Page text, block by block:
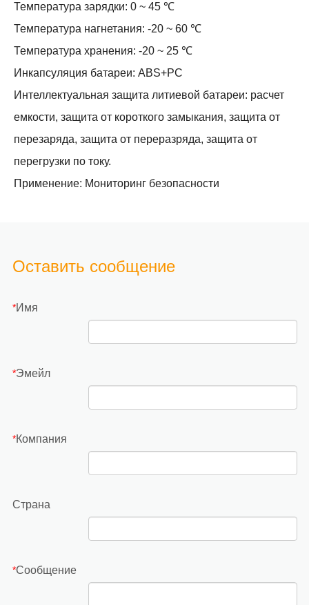
Температура зарядки: 0 ~ 45 ℃
Температура нагнетания: -20 ~ 60 ℃
Температура хранения: -20 ~ 25 ℃
Инкапсуляция батареи: ABS+PC
Интеллектуальная защита литиевой батареи: расчет
емкости, защита от короткого замыкания, защита от
перезаряда, защита от переразряда, защита от
перегрузки по току.
Применение: Мониторинг безопасности
Оставить сообщение
*Имя
*Эмейл
*Компания
Страна
*Сообщение